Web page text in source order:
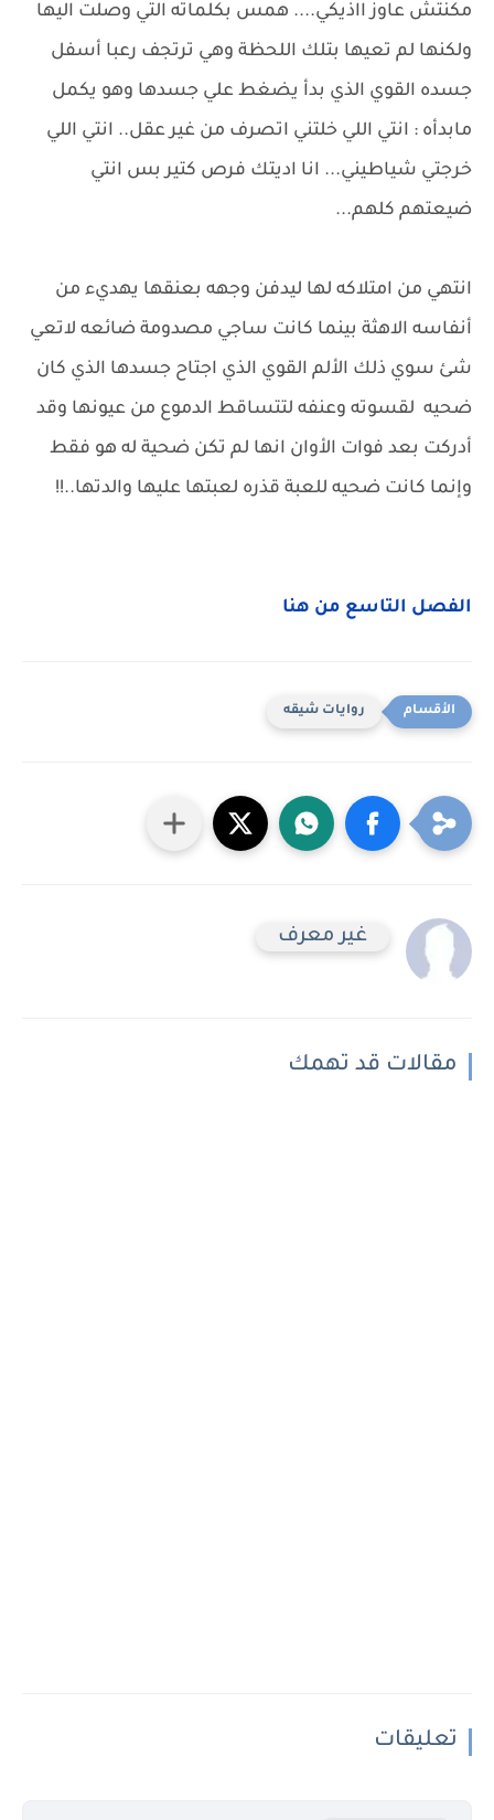
مكنتش عاوز ااذيكي.... همس بكلماته التي وصلت اليها
ولكنها لم تعيها بتلك اللحظة وهي ترتجف رعبا أسفل
جسده القوي الذي بدأ يضغط علي جسدها وهو يكمل
مابدأه : انتي اللي خلتني اتصرف من غير عقل.. انتي اللي
خرجتي شياطيني... انا اديتك فرص كتير بس انتي
ضيعتهم كلهم...
انتهي من امتلاكه لها ليدفن وجهه بعنقها يهديء من
أنفاسه الاهثة بينما كانت ساجي مصدومة ضائعه لاتعي
شئ سوي ذلك الألم القوي الذي اجتاح جسدها الذي كان
ضحيه لقسوته وعنفه لتتساقط الدموع من عيونها وقد
أدركت بعد فوات الأوان انها لم تكن ضحية له هو فقط
وإنما كانت ضحيه للعبة قذره لعبتها عليها والدتها..!!
الفصل التاسع من هنا
روايات شيقه
غير معرف
مقالات قد تهمك
تعليقات